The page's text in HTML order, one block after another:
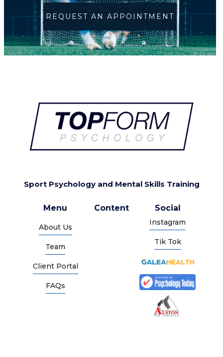
REQUEST AN APPOINTMENT
Sport Psychology and Mental Skills Training
Menu
About Us
Team
Client Portal
FAQs
Content Social
Instagram
Tik Tok